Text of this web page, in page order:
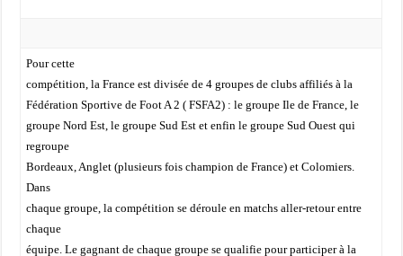
Pour cette
compétition, la France est divisée de 4 groupes de clubs affiliés à la
Fédération Sportive de Foot A 2 ( FSFA2) : le groupe Ile de France, le
groupe Nord Est, le groupe Sud Est et enfin le groupe Sud Ouest qui
regroupe
Bordeaux, Anglet (plusieurs fois champion de France) et Colomiers.
Dans
chaque groupe, la compétition se déroule en matchs aller-retour entre
chaque
équipe. Le gagnant de chaque groupe se qualifie pour participer à la